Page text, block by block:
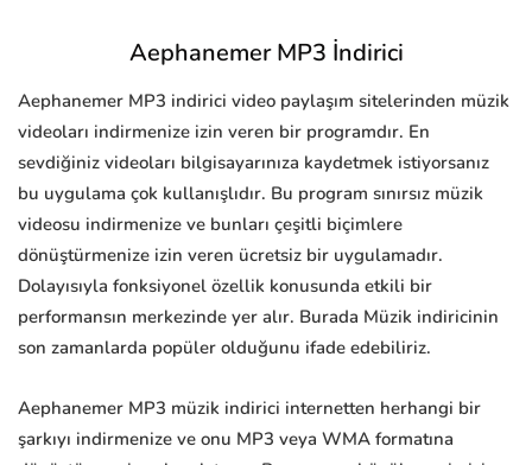
Aephanemer MP3 İndirici
Aephanemer MP3 indirici video paylaşım sitelerinden müzik
videoları indirmenize izin veren bir programdır. En
sevdiğiniz videoları bilgisayarınıza kaydetmek istiyorsanız
bu uygulama çok kullanışlıdır. Bu program sınırsız müzik
videosu indirmenize ve bunları çeşitli biçimlere
dönüştürmenize izin veren ücretsiz bir uygulamadır.
Dolayısıyla fonksiyonel özellik konusunda etkili bir
performansın merkezinde yer alır. Burada Müzik indiricinin
son zamanlarda popüler olduğunu ifade edebiliriz.
Aephanemer MP3 müzik indirici internetten herhangi bir
şarkıyı indirmenize ve onu MP3 veya WMA formatına